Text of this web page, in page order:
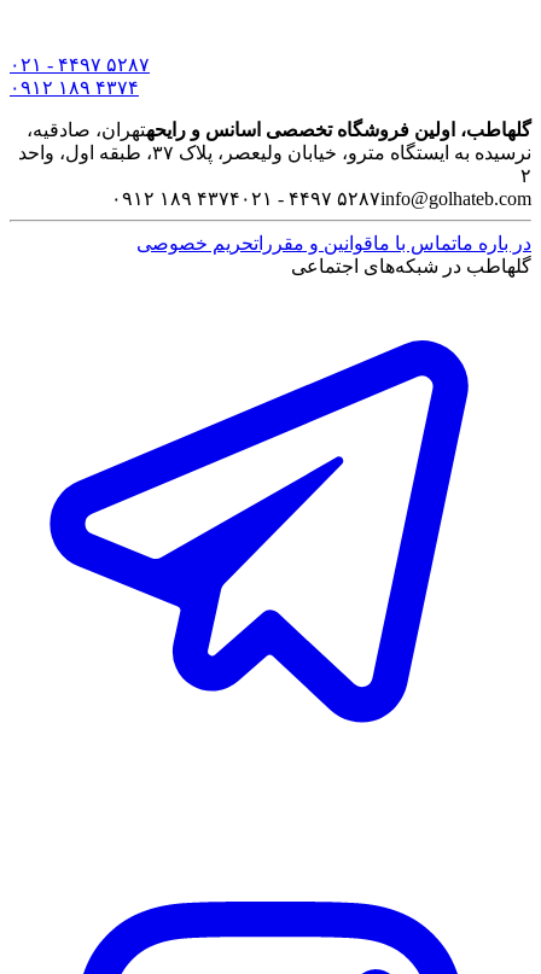
۰۲۱ - ۴۴۹۷ ۵۲۸۷
۰۹۱۲ ۱۸۹ ۴۳۷۴
گلهاطب، اولین فروشگاه تخصصی اسانس و رایحهتهران، صادقیه،
نرسیده به ایستگاه مترو، خیابان ولیعصر، پلاک ۳۷، طبقه اول، واحد
۲
info@golhateb.com۰۲۱ - ۴۴۹۷ ۵۲۸۷ ۰۹۱۲ ۱۸۹ ۴۳۷۴
در باره ماتماس با ماقوانین و مقرراتحریم خصوصی
گلهاطب در شبکه‌های اجتماعی